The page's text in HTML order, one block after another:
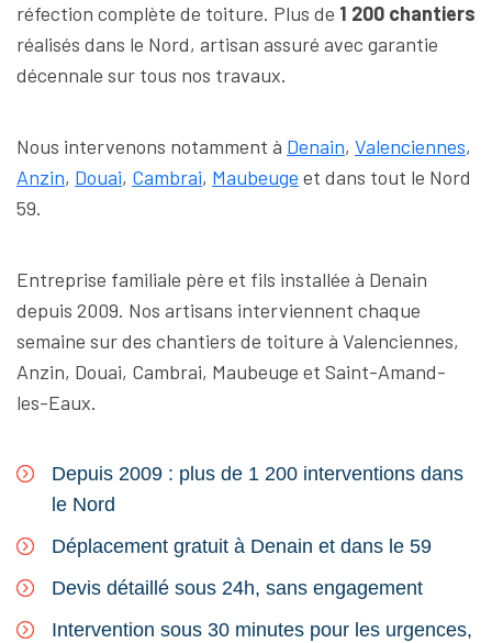
réfection complète de toiture. Plus de 1 200 chantiers
réalisés dans le Nord, artisan assuré avec garantie
décennale sur tous nos travaux.
Nous intervenons notamment à Denain, Valenciennes,
Anzin, Douai, Cambrai, Maubeuge et dans tout le Nord
59.
Entreprise familiale père et fils installée à Denain
depuis 2009. Nos artisans interviennent chaque
semaine sur des chantiers de toiture à Valenciennes,
Anzin, Douai, Cambrai, Maubeuge et Saint-Amand-
les-Eaux.
Depuis 2009 : plus de 1 200 interventions dans
le Nord
Déplacement gratuit à Denain et dans le 59
Devis détaillé sous 24h, sans engagement
Intervention sous 30 minutes pour les urgences,